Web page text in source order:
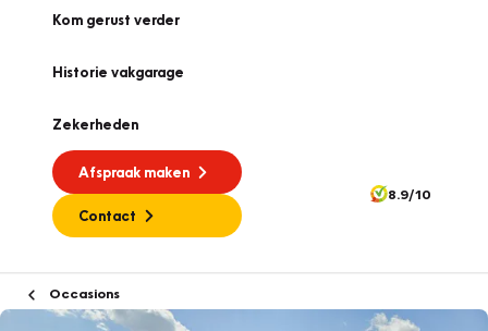
Kom gerust verder
Historie vakgarage
Zekerheden
Afspraak maken
Contact
8.9/10
Occasions